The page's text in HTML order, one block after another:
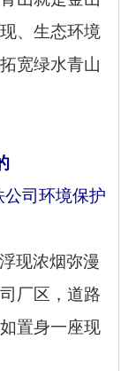
、生态环境
宽绿水青山
司环境保护
现浓烟弥漫
厂区，道路
置身一座现